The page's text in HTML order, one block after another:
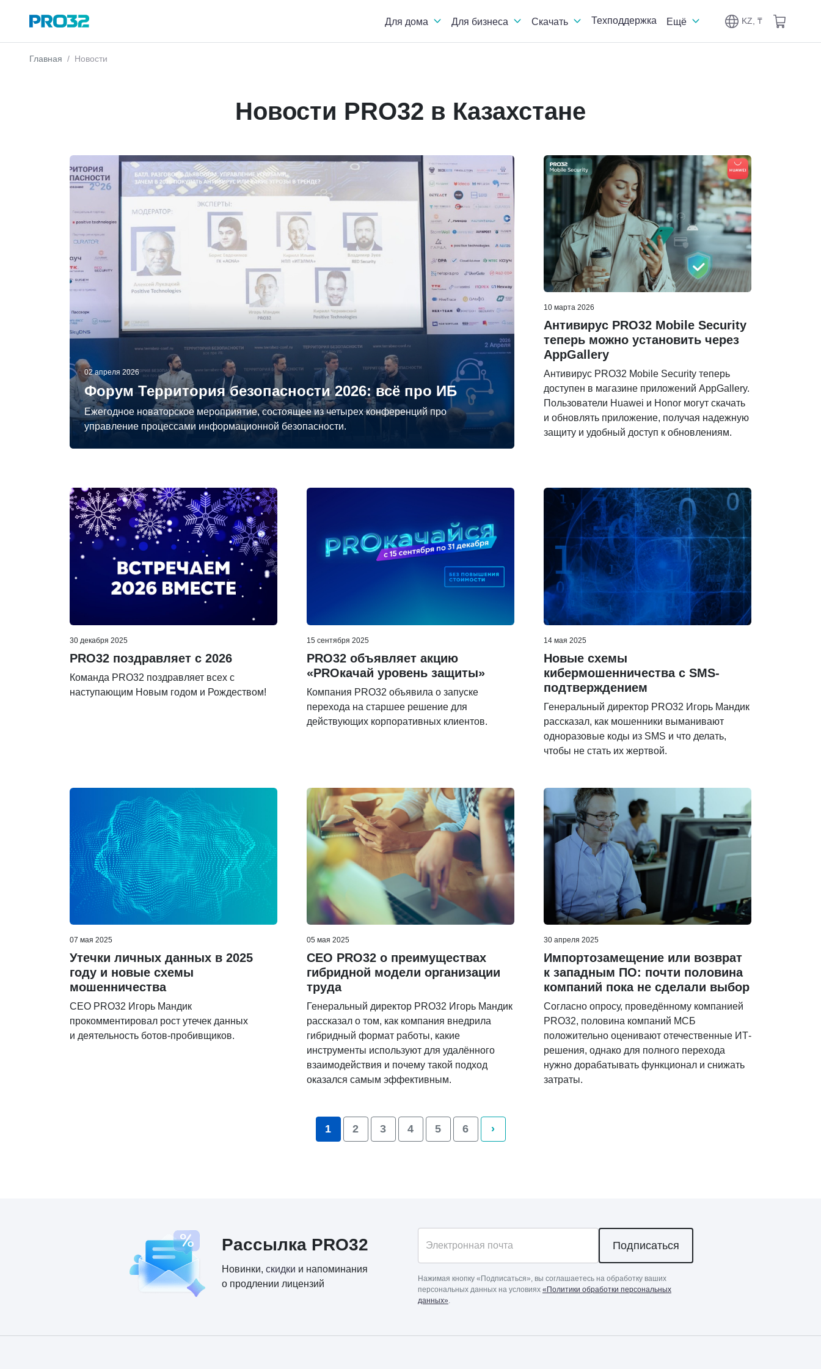
Для дома Для бизнеса Скачать Техподдержка Ещё KZ, ₸
Главная Новости
Новости PRO32 в Казахстане
02 апреля 2026
Форум Территория безопасности 2026: всё про ИБ
Ежегодное новаторское мероприятие, состоящее из четырех конференций про
управление процессами информационной безопасности.
10 марта 2026
Антивирус PRO32 Mobile Security
теперь можно установить через
AppGallery
Антивирус PRO32 Mobile Security теперь
доступен в магазине приложений AppGallery.
Пользователи Huawei и Honor могут скачать
и обновлять приложение, получая надежную
защиту и удобный доступ к обновлениям.
30 декабря 2025
PRO32 поздравляет с 2026
Команда PRO32 поздравляет всех с
наступающим Новым годом и Рождеством!
15 сентября 2025
PRO32 объявляет акцию
«PROкачай уровень защиты»
Компания PRO32 объявила о запуске
перехода на старшее решение для
действующих корпоративных клиентов.
14 мая 2025
Новые схемы
кибермошенничества с SMS-
подтверждением
Генеральный директор PRO32 Игорь Мандик
рассказал, как мошенники выманивают
одноразовые коды из SMS и что делать,
чтобы не стать их жертвой.
07 мая 2025
Утечки личных данных в 2025
году и новые схемы
мошенничества
CEO PRO32 Игорь Мандик
прокомментировал рост утечек данных
и деятельность ботов-пробивщиков.
05 мая 2025
CEO PRO32 о преимуществах
гибридной модели организации
труда
Генеральный директор PRO32 Игорь Мандик
рассказал о том, как компания внедрила
гибридный формат работы, какие
инструменты используют для удалённого
взаимодействия и почему такой подход
оказался самым эффективным.
30 апреля 2025
Импортозамещение или возврат
к западным ПО: почти половина
компаний пока не сделали выбор
Согласно опросу, проведённому компанией
PRO32, половина компаний МСБ
положительно оценивают отечественные ИТ-
решения, однако для полного перехода
нужно дорабатывать функционал и снижать
затраты.
1 2 3 4 5 6 ›
Рассылка PRO32
Новинки, скидки и напоминания
о продлении лицензий
Электронная почта Подписаться
Нажимая кнопку «Подписаться», вы соглашаетесь на обработку ваших
персональных данных на условиях «Политики обработки персональных
данных»